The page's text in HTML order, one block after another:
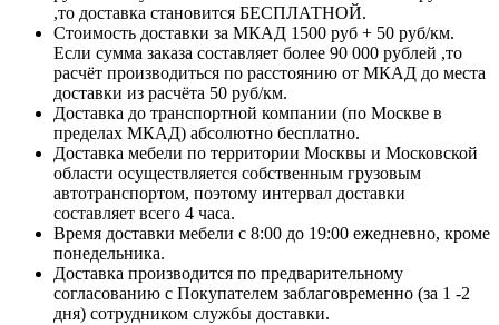
,то доставка становится БЕСПЛАТНОЙ.
Стоимость доставки за МКАД 1500 руб + 50 руб/км.
Если сумма заказа составляет более 90 000 рублей ,то
расчёт производиться по расстоянию от МКАД до места
доставки из расчёта 50 руб/км.
Доставка до транспортной компании (по Москве в
пределах МКАД) абсолютно бесплатно.
Доставка мебели по территории Москвы и Московской
области осуществляется собственным грузовым
автотранспортом, поэтому интервал доставки
составляет всего 4 часа.
Время доставки мебели с 8:00 до 19:00 ежедневно, кроме
понедельника.
Доставка производится по предварительному
согласованию с Покупателем заблаговременно (за 1 -2
дня) сотрудником службы доставки.